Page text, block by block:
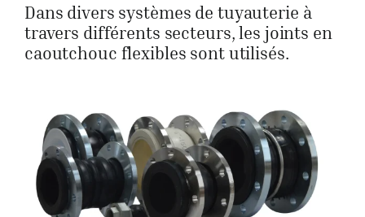
Dans divers systèmes de tuyauterie à
travers différents secteurs, les joints en
caoutchouc flexibles sont utilisés.